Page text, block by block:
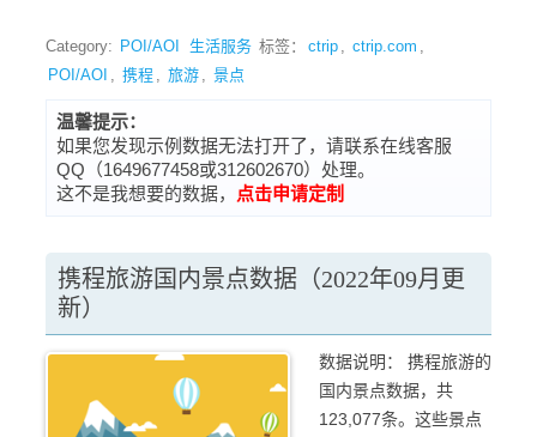
Category: POI/AOI 生活服务 标签： ctrip , ctrip.com ,
POI/AOI , 携程 , 旅游 , 景点
温馨提示：
如果您发现示例数据无法打开了，请联系在线客服
QQ（1649677458或312602670）处理。
这不是我想要的数据，
点击申请定制
携程旅游国内景点数据（2022年09月更
新）
数据说明： 携程旅游的
国内景点数据，共
123,077条。这些景点